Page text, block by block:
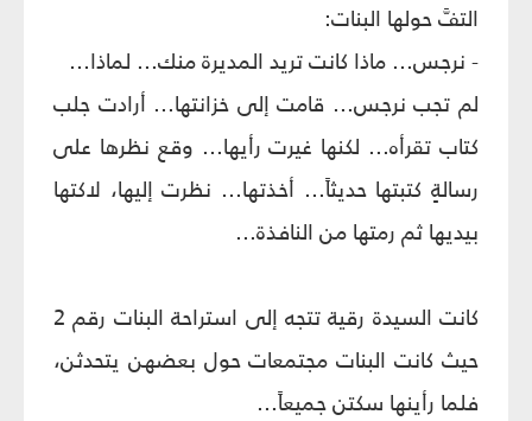
التفَّ حولها البنات:
- نرجس... ماذا كانت تريد المديرة منك... لماذا...
لم تجب نرجس... قامت إلى خزانتها... أرادت جلب
كتاب تقرأه... لكنها غيرت رأيها... وقع نظرها على
رسالةٍ كتبتها حديثاً... أخذتها... نظرت إليها، لاكتها
بيديها ثم رمتها من النافذة...
كانت السيدة رقية تتجه إلى استراحة البنات رقم 2
حيث كانت البنات مجتمعات حول بعضهن يتحدثن،
فلما رأينها سكتن جميعاً...